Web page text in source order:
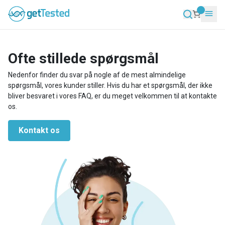
Ofte stillede spørgsmål
Nedenfor finder du svar på nogle af de mest almindelige
spørgsmål, vores kunder stiller. Hvis du har et spørgsmål, der ikke
bliver besvaret i vores FAQ, er du meget velkommen til at kontakte
os.
Kontakt os